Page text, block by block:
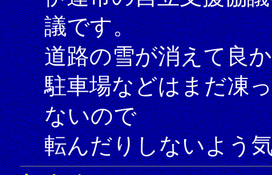
議です。
道路の雪が消えて良
駐車場などはまだ凍
ないので
転んだりしないよう